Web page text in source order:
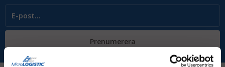
Prenumerera